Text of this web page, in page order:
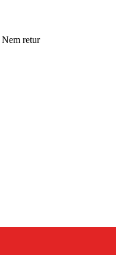
Nem retur